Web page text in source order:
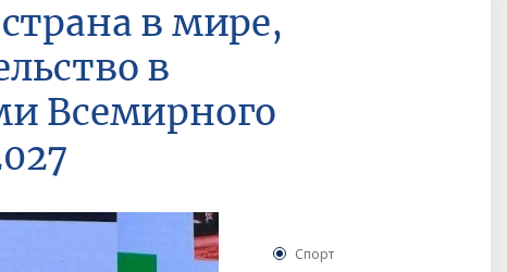
в мире,
в
Всемирного
Спорт